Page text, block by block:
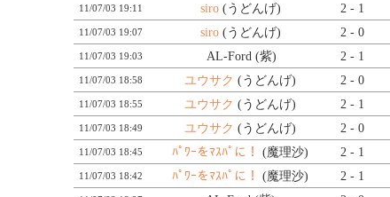
11/07/03 19:11 siro(うどんげ) 2 - 1
11/07/03 19:07 siro(うどんげ) 2 - 0
11/07/03 19:03 AL-Ford (紫) 2 - 1
11/07/03 18:58 ユウサク (うどんげ) 2 - 0
11/07/03 18:55 ユウサク (うどんげ) 2 - 1
11/07/03 18:49 ユウサク (うどんげ) 2 - 0
11/07/03 18:45 ﾊﾟﾜｰをﾏｽﾊﾟに！ (魔理沙) 2 - 1
11/07/03 18:42 ﾊﾟﾜｰをﾏｽﾊﾟに！ (魔理沙) 2 - 1